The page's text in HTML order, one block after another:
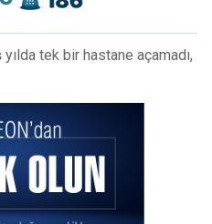
tek bir hastane açamadı,